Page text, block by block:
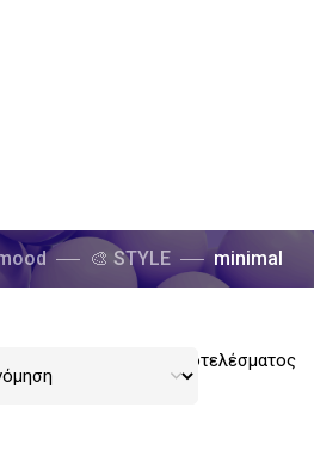
🎨 STYLE minimal
του μοναδικού αποτελέσματος